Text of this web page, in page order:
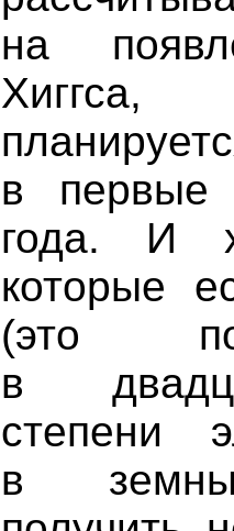
на
в первые
года. И
которые
(это
в
степени
в